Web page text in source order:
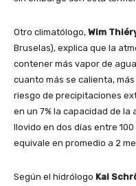
Otro climatólogo, Wim
Bruselas), explica que la
contener más vapor de
cuanto más se calienta,
riesgo de precipitaciones
en un 7% la capacidad de
llovido en dos días entre
equivale en promedio a 2
Según el hidrólogo Kai